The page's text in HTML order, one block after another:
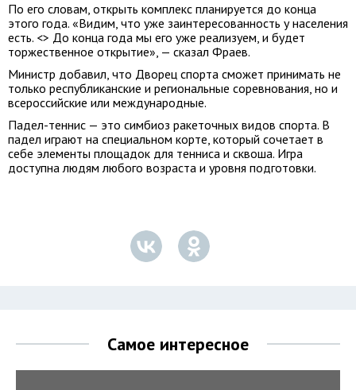
По его словам, открыть комплекс планируется до конца
этого года. «Видим, что уже заинтересованность у населения
есть. <> До конца года мы его уже реализуем, и будет
торжественное открытие», — сказал Фраев.
Министр добавил, что Дворец спорта сможет принимать не
только республиканские и региональные соревнования, но и
всероссийские или международные.
Падел-теннис — это симбиоз ракеточных видов спорта. В
падел играют на специальном корте, который сочетает в
себе элементы площадок для тенниса и сквоша. Игра
доступна людям любого возраста и уровня подготовки.
Самое интересное